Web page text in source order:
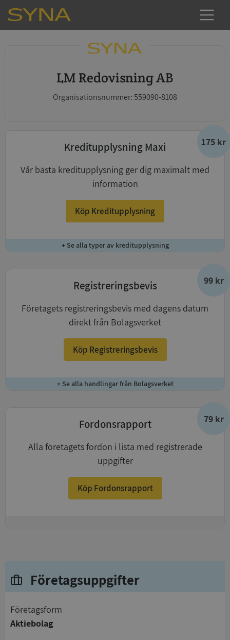
LM Redovisning AB
Organisationsnummer: 559090-8108
175 kr
Kreditupplysning Maxi
Vår bästa kreditupplysning ger dig maximalt med
information
Köp Kreditupplysning
+ Se alla typer av kreditupplysning
99 kr
Registreringsbevis
Företagets registreringsbevis med dagens datum
direkt från Bolagsverket
Köp Registreringsbevis
+ Se alla handlingar från Bolagsverket
79 kr
Fordonsrapport
Alla företagets fordon i lista med registrerade
uppgifter
Köp Fordonsrapport
Företagsuppgifter
företagsform
Aktiebolag